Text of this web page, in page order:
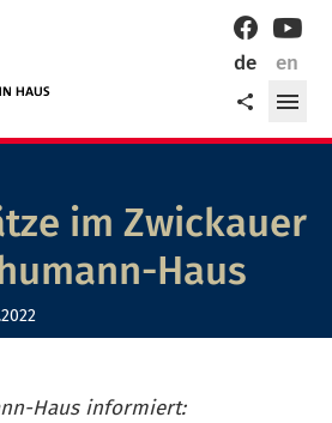
Stadt
de
en
Teilen
Facebook
im Zwickauer
Haus
Haus informiert: